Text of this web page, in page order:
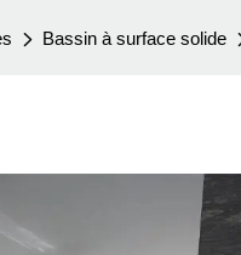
Bassin à surface solide